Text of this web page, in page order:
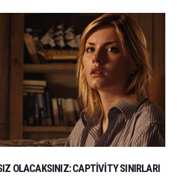
OLACAKSINIZ: CAPTIVITY SINIRLARI